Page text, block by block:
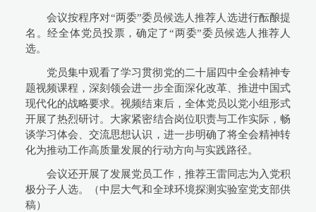
会议按程序对“两委”委员候选人推荐人选进行酝酿提
名。经全体党员投票，确定了“两委”委员候选人推荐人
选。
党员集中观看了学习贯彻党的二十届四中全会精神专
题视频课程，深刻领会进一步全面深化改革、推进中国式
现代化的战略要求。视频结束后，全体党员以党小组形式
开展了热烈研讨。大家紧密结合岗位职责与工作实际，畅
谈学习体会、交流思想认识，进一步明确了将全会精神转
化为推动工作高质量发展的行动方向与实践路径。
会议还开展了发展党员工作，推荐王雷同志为入党积
极分子人选。（中层大气和全球环境探测实验室党支部供
稿）